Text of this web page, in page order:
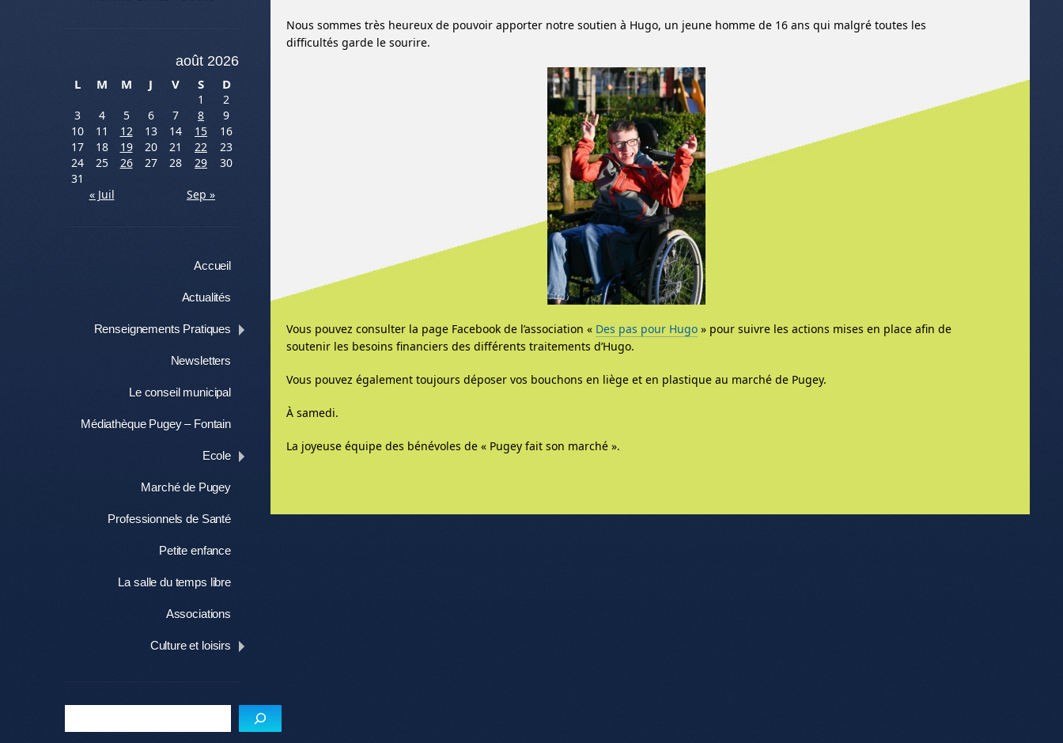
août 2026
L
M M J V S D
1
2
3
4 5 6 7 8
9
10
11 12 13 14 15
16
17
18 19 20 21 22
23
24
25 26 27 28 29
30
31
« Juil
Sep »
Accueil
Actualités
Renseignements Pratiques
Newsletters
Le conseil municipal
Médiathèque Pugey – Fontain
Ecole
Marché de Pugey
Professionnels de Santé
Petite enfance
La salle du temps libre
Associations
Culture et loisirs
Nous sommes très heureux de pouvoir apporter notre soutien à Hugo, un jeune homme de 16 ans qui malgré toutes les
difficultés garde le sourire.
Vous pouvez consulter la page Facebook de l’association « Des pas pour Hugo » pour suivre les actions mises en place afin de
soutenir les besoins financiers des différents traitements d’Hugo.
Vous pouvez également toujours déposer vos bouchons en liège et en plastique au marché de Pugey.
À samedi.
La joyeuse équipe des bénévoles de « Pugey fait son marché ».
Menu de l'article